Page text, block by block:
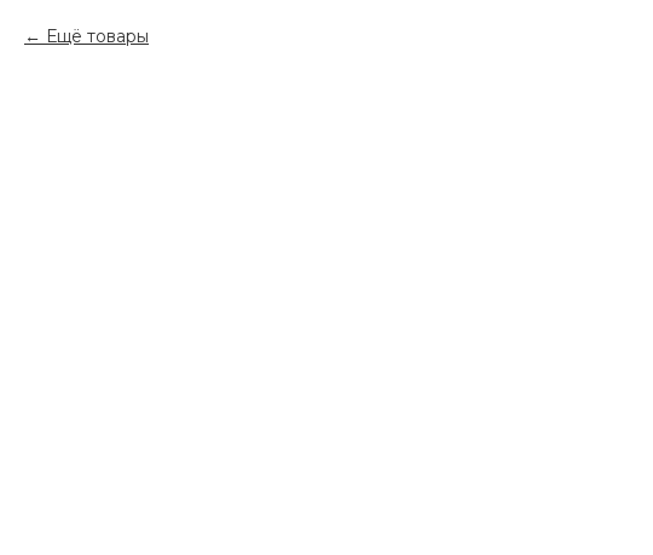
Ещё товары